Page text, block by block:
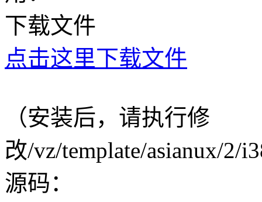
下载文件
点击这里下载文件
（安装后，请执行修
改/vz/template/asianux/2/
源码：